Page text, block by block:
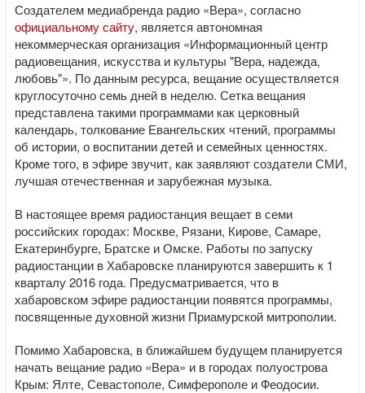
Создателем медиабренда радио «Вера», согласно
официальному сайту, является автономная
некоммерческая организация «Информационный центр
радиовещания, искусства и культуры "Вера, надежда,
любовь"». По данным ресурса, вещание осуществляется
круглосуточно семь дней в неделю. Сетка вещания
представлена такими программами как церковный
календарь, толкование Евангельских чтений, программы
об истории, о воспитании детей и семейных ценностях.
Кроме того, в эфире звучит, как заявляют создатели СМИ,
лучшая отечественная и зарубежная музыка.
В настоящее время радиостанция вещает в семи
российских городах: Москве, Рязани, Кирове, Самаре,
Екатеринбурге, Братске и Омске. Работы по запуску
радиостанции в Хабаровске планируются завершить к 1
кварталу 2016 года. Предусматривается, что в
хабаровском эфире радиостанции появятся программы,
посвященные духовной жизни Приамурской митрополии.
Помимо Хабаровска, в ближайшем будущем планируется
начать вещание радио «Вера» и в городах полуострова
Крым: Ялте, Севастополе, Симферополе и Феодосии.